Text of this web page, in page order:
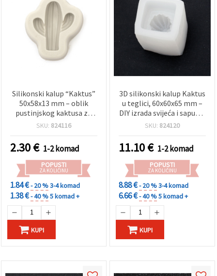
Silikonski kalup “Kaktus”
50x58x13 mm – oblik
pustinjskog kaktusa za
DIY/uradi-sam izradu
kalup za rukotvorine i
dekoraciju doma
SKU: 824116
2.30€ 1-2 komad
POPUSTI
ZA KOLIČINU
1.84 €- 20 %3-4 komad
1.38 €- 40 %5 komad +
KUPI
3D silikonski kalup Kaktus
u teglici, 60x60x65 mm –
DIY izrada svijeća i sapuna,
dekoracija doma
SKU: 824120
11.10€ 1-2 komad
POPUSTI
ZA KOLIČINU
8.88 €- 20 %3-4 komad
6.66 €- 40 %5 komad +
KUPI